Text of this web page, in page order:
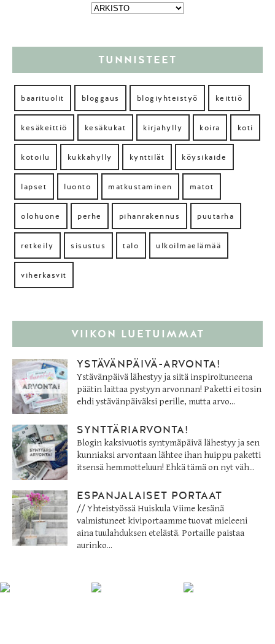
TUNNISTEET
baarituolit bloggaus blogiyhteistyö keittiö
kesäkeittiö kesäkukat kirjahylly koira koti
kotoilu kukkahylly kynttilät köysikaide
lapset luonto matkustaminen matot
olohuone perhe pihanrakennus puutarha
retkeily sisustus talo ulkoilmaelämää
viherkasvit
VIIKON LUETUIMMAT
YSTÄVÄNPÄIVÄ-ARVONTA!
Ystävänpäivä lähestyy ja siitä inspiroituneena
päätin laittaa pystyyn arvonnan! Paketti ei tosin
ehdi ystävänpäiväksi perille, mutta arvo...
SYNTTÄRIARVONTA!
Blogin kaksivuotis syntymäpäivä lähestyy ja sen
kunniaksi arvontaan lähtee ihan huippu paketti
itsensä hemmotteluun! Ehkä tämä on nyt väh...
ESPANJALAISET PORTAAT
// Yhteistyössä Huiskula Viime kesänä
valmistuneet kiviportaamme tuovat mieleeni
aina tuulahduksen etelästä. Portaille paistaa
aurinko...